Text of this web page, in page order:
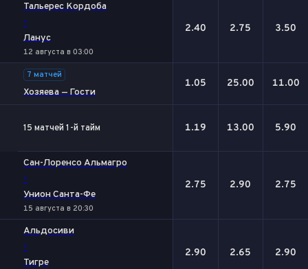
Тальерес Кордоба
-
Ланус
12 августа в 03:00
2.40 2.75 3.50
7 матчей
Хозяева — Гости
1.05 25.00 11.00
15 матчей 1-й тайм 1.19 13.00 5.90
Сан-Лоренсо Альмагро
-
Унион Санта-Фе
15 августа в 20:30
2.75 2.90 2.75
Альдосиви
-
Тигре
2.90 2.65 2.90